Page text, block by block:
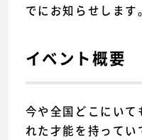
でにお知らせします。
イベント概要
今や全国どこにい
れた才能を持って